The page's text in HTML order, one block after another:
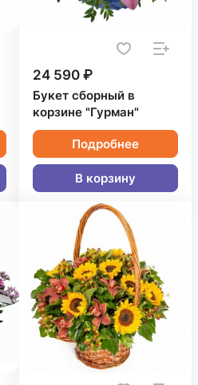
24 590 ₽
Букет сборный в
корзине "Гурман"
Подробнее
В корзину